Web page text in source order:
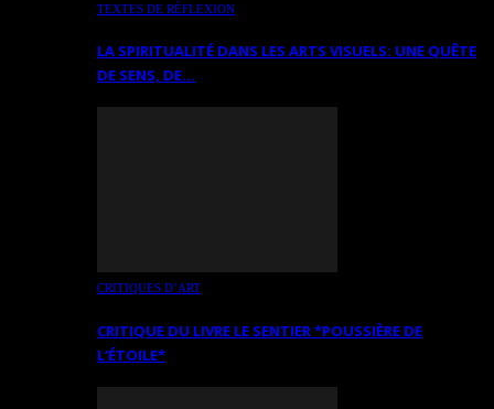
TEXTES DE RÉFLEXION
LA SPIRITUALITÉ DANS LES ARTS VISUELS: UNE QUÊTE
DE SENS, DE…
CRITIQUES D’ART
CRITIQUE DU LIVRE LE SENTIER *POUSSIÈRE DE
L’ÉTOILE*